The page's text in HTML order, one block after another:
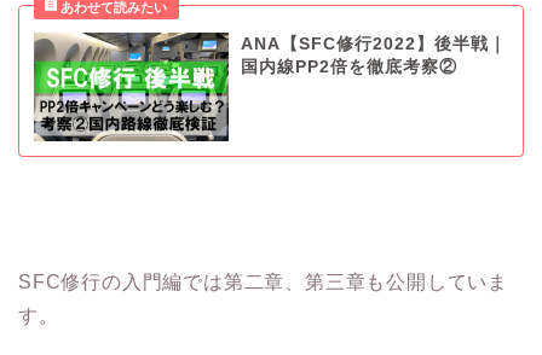
ANA【SFC修行2022】後半戦｜
国内線PP2倍を徹底考察②
SFC修行の入門編では第二章、第三章も公開していま
す。